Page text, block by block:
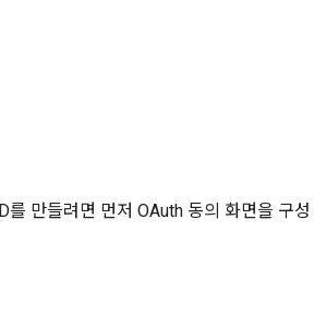
를 만들려면 먼저 OAuth 동의 화면을 구성